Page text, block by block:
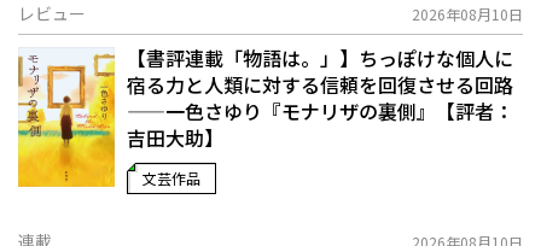
レビュー 2026年08月10日
【書評連載「物語は。」】ちっぽけな個人に
宿る力と人類に対する信頼を回復させる回路
——一色さゆり『モナリザの裏側』【評者：
吉田大助】
文芸作品